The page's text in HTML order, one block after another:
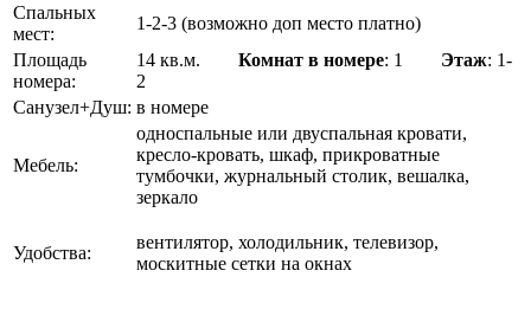
Спальных
мест:
1-2-3 (возможно доп место платно)
Площадь
номера:
14 кв.м. Комнат в номере: 1 Этаж: 1-
2
Санузел+Душ: в номере
Мебель:
односпальные или двуспальная кровати,
кресло-кровать, шкаф, прикроватные
тумбочки, журнальный столик, вешалка,
зеркало
Удобства:
вентилятор, холодильник, телевизор,
москитные сетки на окнах